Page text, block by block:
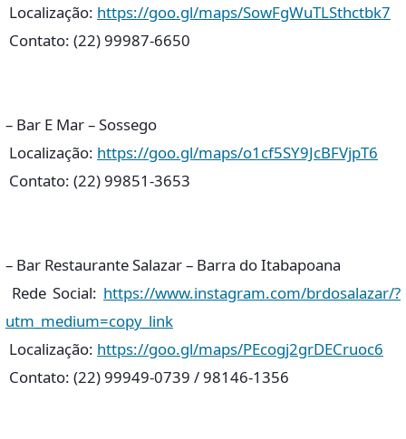
Localização: https://goo.gl/maps/SowFgWuTLSthctbk7
Contato: (22) 99987-6650
– Bar E Mar – Sossego
Localização: https://goo.gl/maps/o1cf5SY9JcBFVjpT6
Contato: (22) 99851-3653
– Bar Restaurante Salazar – Barra do Itabapoana
Rede Social: https://www.instagram.com/brdosalazar/?
utm_medium=copy_link
Localização: https://goo.gl/maps/PEcogj2grDECruoc6
Contato: (22) 99949-0739 / 98146-1356